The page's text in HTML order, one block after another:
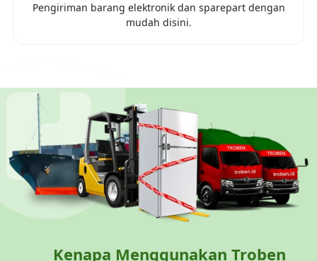
Pengiriman barang elektronik dan sparepart dengan
mudah disini.
Kenapa Menggunakan Troben